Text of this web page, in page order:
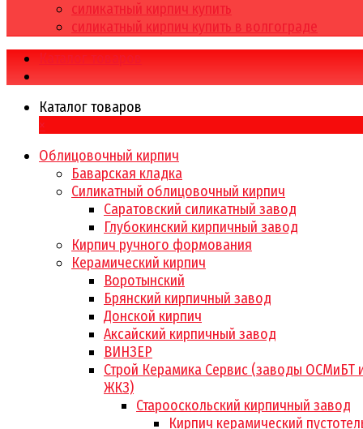
силикатный кирпич купить
силикатный кирпич купить в волгограде
Каталог товаров
Каталог товаров
×
Облицовочный кирпич
Баварская кладка
Силикатный облицовочный кирпич
Саратовский силикатный завод
Глубокинский кирпичный завод
Кирпич ручного формования
Керамический кирпич
Воротынский
Брянский кирпичный завод
Донской кирпич
Аксайский кирпичный завод
ВИНЗЕР
Строй Керамика Сервис (заводы ОСМиБТ
ЖКЗ)
Старооскольский кирпичный завод
Кирпич керамический